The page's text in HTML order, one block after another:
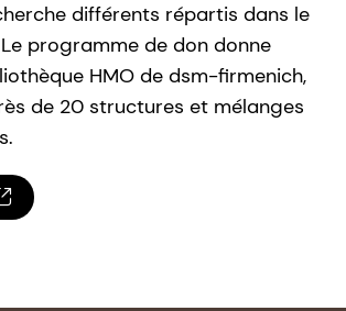
différents répartis dans le
programme de don donne
HMO de dsm-firmenich,
de 20 structures et mélanges